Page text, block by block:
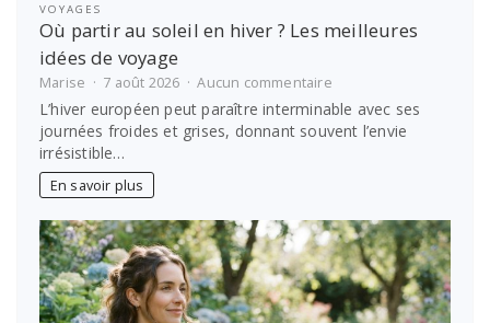
VOYAGES
Où partir au soleil en hiver ? Les meilleures
idées de voyage
Marise 7 août 2026 Aucun commentairesur
Où
partir
au
Les
meilleures
idées
de
voyage
L’hiver européen peut paraître interminable avec ses
journées froides et grises, donnant souvent l’envie
irrésistible…
En savoir plus